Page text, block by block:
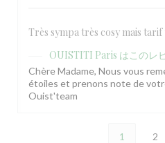
Très sympa très cosy mais
OUISTITI Paris はこのレ
Chère Madame, Nous vous
étoiles et prenons note de
Ouist'team
1 2